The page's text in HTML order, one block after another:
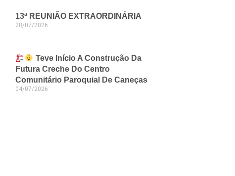
13ª REUNIÃO EXTRAORDINÁRIA
28/07/2026
Teve Início A Construção Da
Futura Creche Do Centro
Comunitário Paroquial De Caneças
04/07/2026